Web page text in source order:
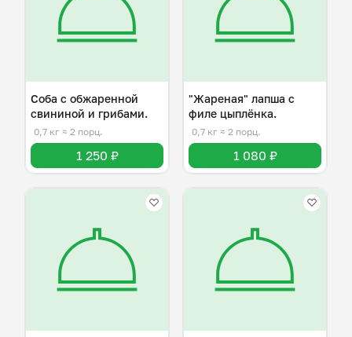
Соба с обжаренной
свининой и грибами.
0,7 кг ≈ 2 порц.
1 250 ₽
"Жареная" лапша с
филе цыплёнка.
0,7 кг ≈ 2 порц.
1 080 ₽